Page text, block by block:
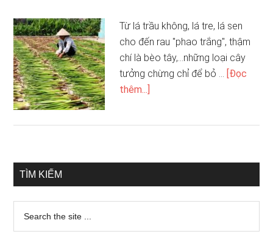
Từ lá trầu không, lá tre, lá sen
cho đến rau "phao trắng", thậm
chí là bèo tây,...những loại cây
tưởng chừng chỉ để bỏ … [Đọc
thêm...]
TÌM KIẾM